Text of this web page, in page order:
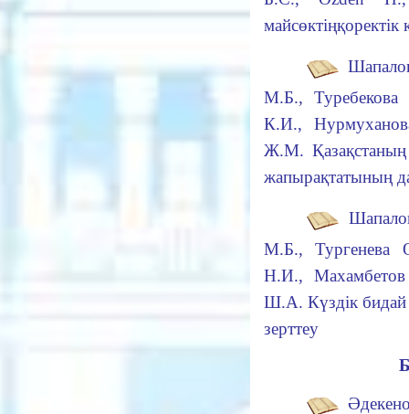
майсөктің
М.Б., Туребекова
К.И.,
Ж.М.
жапырақтатының
М.Б., Тургенева
Н.И.,
Ш.А. Күздік бидай
зерттеу